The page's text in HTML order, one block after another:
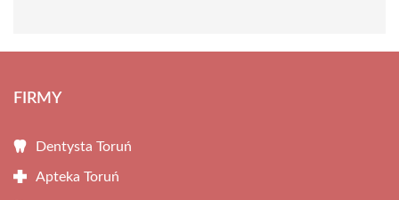
FIRMY
Dentysta Toruń
Apteka Toruń